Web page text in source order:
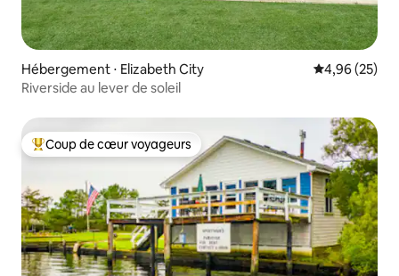
Hébergement ⋅ Elizabeth City Évaluation
4,96 (25)
Riverside au lever de soleil
Coups de cœur voyageurs les plus appréciés
Coup de cœur voyageurs